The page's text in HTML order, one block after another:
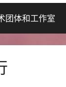
团体和工作室